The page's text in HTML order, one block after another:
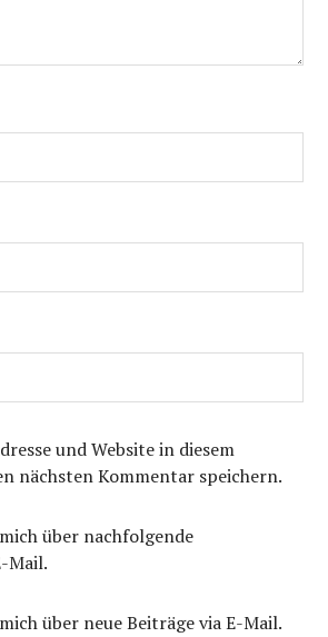
und Website in diesem
nächsten Kommentar speichern.
über nachfolgende
Mail.
über neue Beiträge via E-Mail.